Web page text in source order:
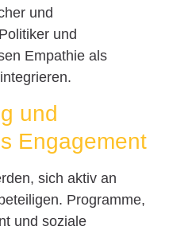
und
und
Empathie als
und
Engagement
sich aktiv an
Programme,
und soziale